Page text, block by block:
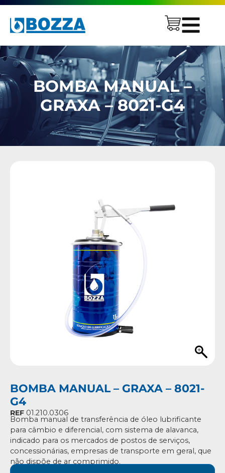
BOMBA MANUAL –
GRAXA – 8021-G4
BOMBA MANUAL – GRAXA – 8021-
G4
REF 01.210.0306
Bomba manual de transferência de óleo lubrificante
para câmbio e diferencial, com sistema de alavanca,
indicado para os mercados de postos de serviços,
concessionárias, empresas de transporte em geral, que
não dispõe de ar comprimido.